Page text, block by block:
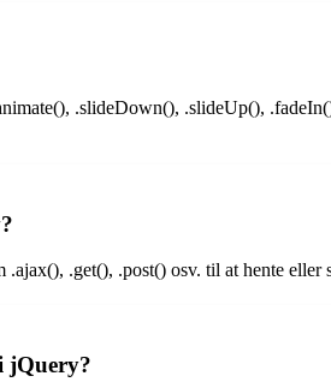
.slideDown(), .slideUp(),
.get(), .post() osv. til at hente eller
jQuery?